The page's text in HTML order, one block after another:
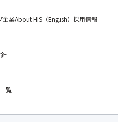
企業About HIS（English） 採用情報
覧